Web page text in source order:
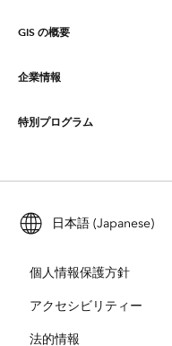
マッピング
Esri ストア
Esri Community
ArcGIS ブログ
ユーザー調査およびテスト
Esri Young Professionals Network
GIS の概要
GIS とは
ロケーション インテリジェンス
トレーニング
ArcUser
ArcNews
ArcWatch
企業情報
Esri について
採用情報
オープンビジョン
特別プログラム
ArcGIS for Student Use
自然保護
日本語 (Japanese)
個人情報保護方針
アクセシビリティー
法的情報